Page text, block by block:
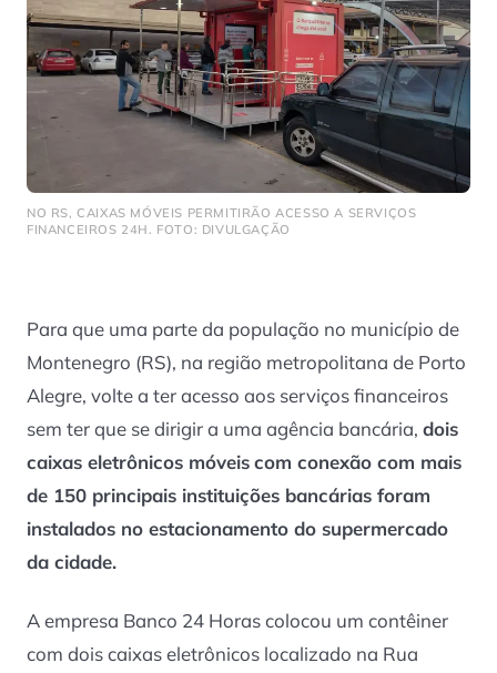
NO RS, CAIXAS MÓVEIS PERMITIRÃO ACESSO A SERVIÇOS
FINANCEIROS 24H. FOTO: DIVULGAÇÃO
Para que uma parte da população no município de
Montenegro (RS), na região metropolitana de Porto
Alegre, volte a ter acesso aos serviços financeiros
sem ter que se dirigir a uma agência bancária, dois
caixas eletrônicos móveiscom conexão com mais
de 150 principais instituições bancárias foram
instalados no estacionamento do supermercado
da cidade.
A empresa Banco 24 Horas colocou um contêiner
com dois caixas eletrônicos localizado na Rua